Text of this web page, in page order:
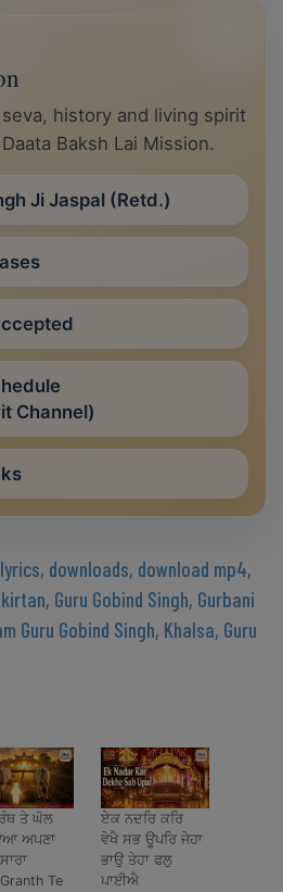
history and living spirit
Baksh Lai Mission.
Ji Jaspal (Retd.)
Channel)
downloads, download mp4,
Guru Gobind Singh, Gurbani
Guru Gobind Singh, Khalsa, Guru
ਤੇ ਘੋਲ
ਅਪਣਾ
Te
ਏਕ ਨਦਰਿ ਕਰਿ
ਵੇਖੈ ਸਭ ਊਪਰਿ ਜੇਹਾ
ਭਾਉ ਤੇਹਾ ਫਲੁ
ਪਾਈਐ